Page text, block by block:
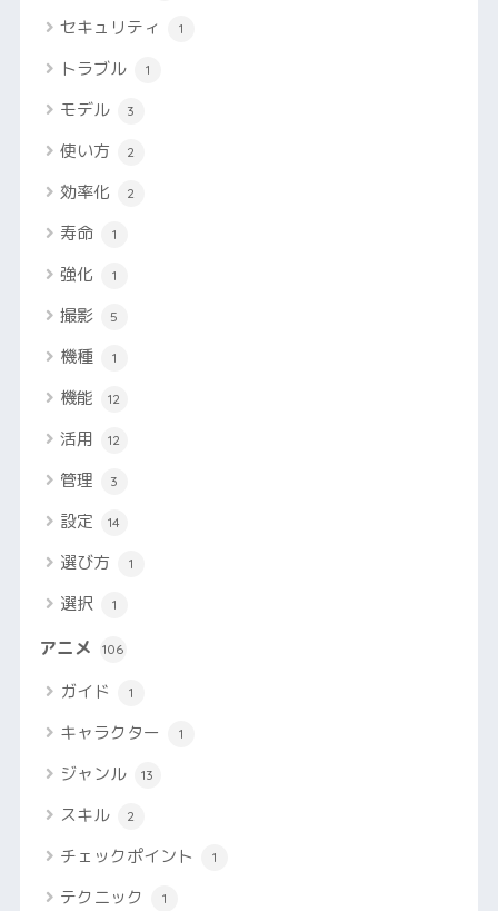
セキュリティ 1
トラブル 1
モデル 3
使い方 2
効率化 2
寿命 1
強化 1
撮影 5
機種 1
機能 12
活用 12
管理 3
設定 14
選び方 1
選択 1
アニメ 106
ガイド 1
キャラクター 1
ジャンル 13
スキル 2
チェックポイント 1
テクニック 1